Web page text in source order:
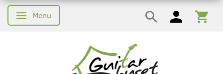
Skifte navigation
Menu